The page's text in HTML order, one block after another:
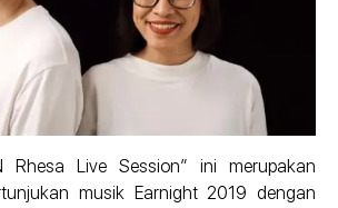
Rhesa Live Session” ini merupakan
musik Earnight 2019 dengan